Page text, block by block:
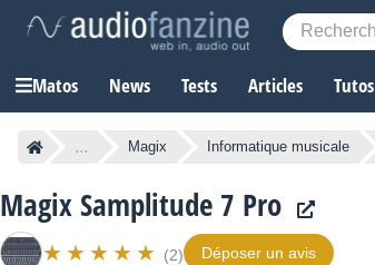
Matos News Tests Articles Tutos
... Magix Informatique musicale
Magix Samplitude 7 Pro
(2) Déposer un avis